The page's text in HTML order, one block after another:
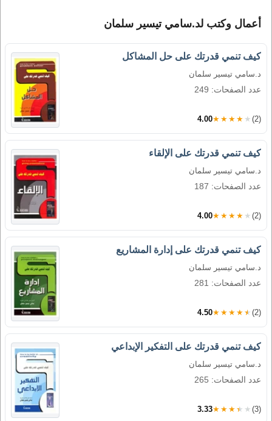
أعمال وكتب لد.سامي تيسير سلمان
كيف تنمي قدرتك على حل المشاكل
د.سامي تيسير سلمان
عدد الصفحات: 249
4.00★★★★★ (2)
كيف تنمي قدرتك على الإلقاء
د.سامي تيسير سلمان
عدد الصفحات: 187
4.00★★★★★ (2)
كيف تنمي قدرتك على إدارة المشاريع
د.سامي تيسير سلمان
عدد الصفحات: 281
4.50★★★★★ (2)
كيف تنمي قدرتك على التفكير الإبداعي
د.سامي تيسير سلمان
عدد الصفحات: 265
3.33★★★★★ (3)